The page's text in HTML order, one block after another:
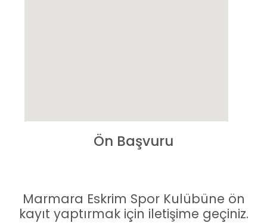
Ön Başvuru
Marmara Eskrim Spor Kulübüne ön
kayıt yaptırmak için iletişime geçiniz.